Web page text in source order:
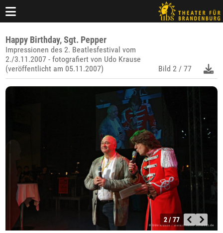
Happy Birthday, Sgt. Pepper
Impressionen des 2. Beatlesfestival vom
2./3.11.2007 - fotografiert von Udo Krause
(veröffentlicht am 05.11.2007)
Bild 2 / 77
2 / 77